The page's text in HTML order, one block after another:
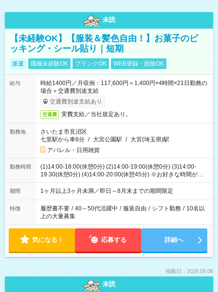
未読
【未経験OK】【服装＆髪色自由！】お菓子のピ
ッキング・シール貼り｜短期
派遣 職種未経験OK ブランクOK WEB登録・面接OK
給与
時給1400円／月収例：117,600円＝1,400円×4時間×21日勤務の
場合＋交通費別途支給
交通費別途支給あり
交通費 実費支給／当社規定あり。
勤務地
さいたま市見沼区
七里駅から車6分 / 大宮公園駅 / 大宮(埼玉県)駅
アパレル・日用雑貨
勤務時間
(1)14:00-18:00(休憩0分) (2)14:00-19:00(休憩0分) (3)14:00-
19:30(休憩0分) (4)14:00-20:00(休憩45分) ※お好きな時間が選べ
ます
期間 1ヶ月以上3ヶ月未満／即日～8月末までの期間限定
特徴 履歴書不要 / 40～50代活躍中 / 服装自由 / シフト勤務 / 10名以
上の大量募集
気になる！ 応募する 詳細へ
掲載日：2026.08.06
未読